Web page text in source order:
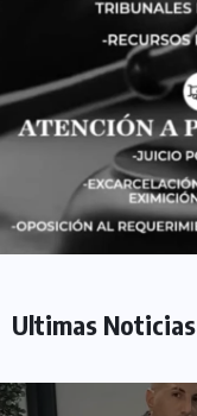
Ultimas Noticias